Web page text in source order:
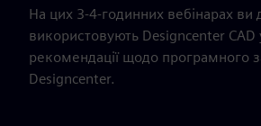
На цих 3-4-годинних вебінарах ви
використовують Designcenter
рекомендації щодо програмного
Designcenter.